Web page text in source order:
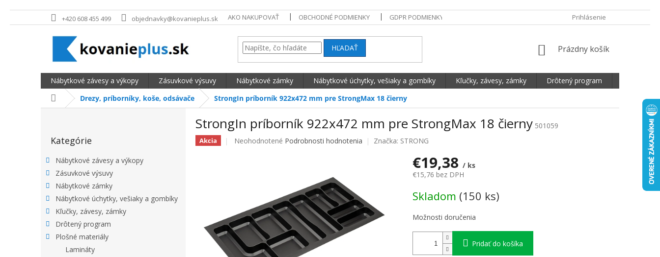
Prejsť na obsah +420 608 455 499 objednavky@kovanieplus.sk AKO NAKUPOVAŤ OBCHODNÉ PODMIENKY GDPR PODMIENKY OCHRANY OSOBNÝCH ÚDAJOV DOPRAVA A PLATBA
Prihlásenie
HĽADAŤ NÁKUPNÝ KOŠÍK
Prázdny košík
Nábytkové závesy a výkopy Zásuvkové výsuvy Nábytkové zámky Nábytkové úchytky, vešiaky a gombíky Kľučky, závesy, zámky Drôtený program
DomovDrezy, príborníky, koše, odsávače StrongIn príborník 922x472 mm pre StrongMax 18 čierny
BOČNÝ PANEL
Kategórie
Nábytkové závesy a výkopy
Zásuvkové výsuvy
Nábytkové zámky
Nábytkové úchytky, vešiaky a gombíky
Kľučky, závesy, zámky
Drôtený program
Plošné materiály
Lamináty
StrongIn príborník 922x472 mm pre StrongMax 18 čierny 501059
Akcia Priemerné hodnotenie produktu je 0,0 z 5 hviezdičiek.
Neohodnotené Podrobnosti hodnotenia Značka: STRONG
€19,38 / ks
€15,76 bez DPH
Skladom (150 ks)
Možnosti doručenia
Pridať do košíka